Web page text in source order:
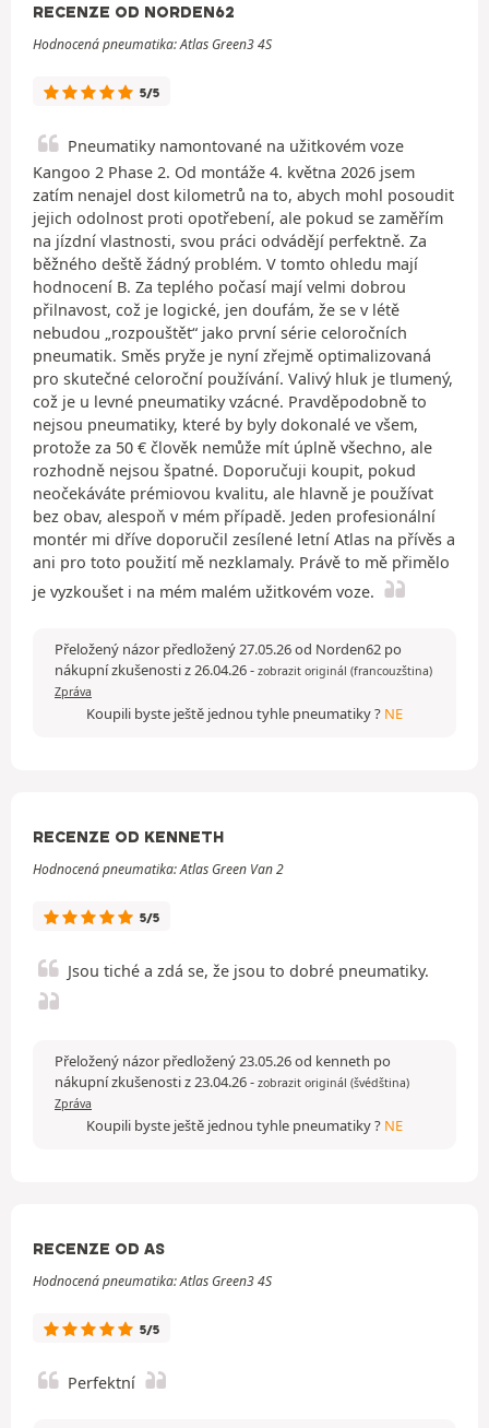
RECENZE OD NORDEN62
Hodnocená pneumatika: Atlas Green3 4S
5/5
Pneumatiky namontované na užitkovém voze
Kangoo 2 Phase 2. Od montáže 4. května 2026 jsem
zatím nenajel dost kilometrů na to, abych mohl posoudit
jejich odolnost proti opotřebení, ale pokud se zaměřím
na jízdní vlastnosti, svou práci odvádějí perfektně. Za
běžného deště žádný problém. V tomto ohledu mají
hodnocení B. Za teplého počasí mají velmi dobrou
přilnavost, což je logické, jen doufám, že se v létě
nebudou „rozpouštět“ jako první série celoročních
pneumatik. Směs pryže je nyní zřejmě optimalizovaná
pro skutečné celoroční používání. Valivý hluk je tlumený,
což je u levné pneumatiky vzácné. Pravděpodobně to
nejsou pneumatiky, které by byly dokonalé ve všem,
protože za 50 € člověk nemůže mít úplně všechno, ale
rozhodně nejsou špatné. Doporučuji koupit, pokud
neočekáváte prémiovou kvalitu, ale hlavně je používat
bez obav, alespoň v mém případě. Jeden profesionální
montér mi dříve doporučil zesílené letní Atlas na přívěs a
ani pro toto použití mě nezklamaly. Právě to mě přimělo
je vyzkoušet i na mém malém užitkovém voze.
Přeložený názor předložený 27.05.26 od Norden62 po
nákupní zkušenosti z 26.04.26- zobrazit originál (francouzština)
Zpráva
Koupili byste ještě jednou tyhle pneumatiky ? NE
RECENZE OD KENNETH
Hodnocená pneumatika: Atlas Green Van 2
5/5
Jsou tiché a zdá se, že jsou to dobré pneumatiky.
Přeložený názor předložený 23.05.26 od kenneth po
nákupní zkušenosti z 23.04.26- zobrazit originál (švédština)
Zpráva
Koupili byste ještě jednou tyhle pneumatiky ? NE
RECENZE OD AS
Hodnocená pneumatika: Atlas Green3 4S
5/5
Perfektní